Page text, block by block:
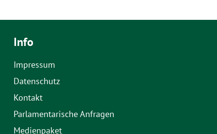
Info
Impressum
Datenschutz
Kontakt
Parlamentarische Anfragen
Medienpaket